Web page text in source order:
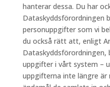
hanterar dessa. Du har
Dataskyddsförordningen
personuppgifter som vi
du också rätt att, enligt
Dataskyddsförordningen,
uppgifter i vårt system –
uppgifterna inte längre